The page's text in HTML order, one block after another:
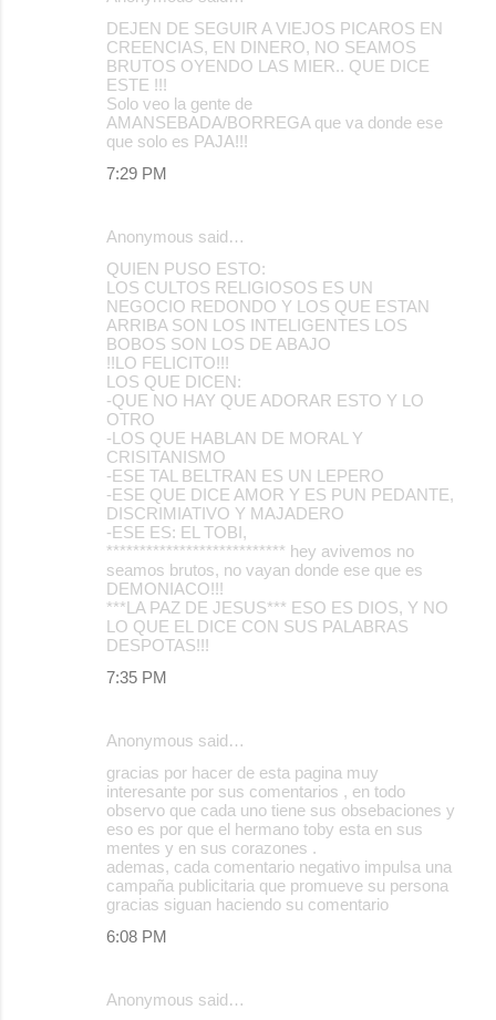
DEJEN DE SEGUIR A VIEJOS PICAROS EN
CREENCIAS, EN DINERO, NO SEAMOS
BRUTOS OYENDO LAS MIER.. QUE DICE
ESTE !!!
Solo veo la gente de
AMANSEBADA/BORREGA que va donde ese
que solo es PAJA!!!
7:29 PM
Anonymous said…
QUIEN PUSO ESTO:
LOS CULTOS RELIGIOSOS ES UN
NEGOCIO REDONDO Y LOS QUE ESTAN
ARRIBA SON LOS INTELIGENTES LOS
BOBOS SON LOS DE ABAJO
!!LO FELICITO!!!
LOS QUE DICEN:
-QUE NO HAY QUE ADORAR ESTO Y LO
OTRO
-LOS QUE HABLAN DE MORAL Y
CRISITANISMO
-ESE TAL BELTRAN ES UN LEPERO
-ESE QUE DICE AMOR Y ES PUN PEDANTE,
DISCRIMIATIVO Y MAJADERO
-ESE ES: EL TOBI,
*************************** hey avivemos no
seamos brutos, no vayan donde ese que es
DEMONIACO!!!
***LA PAZ DE JESUS*** ESO ES DIOS, Y NO
LO QUE EL DICE CON SUS PALABRAS
DESPOTAS!!!
7:35 PM
Anonymous said…
gracias por hacer de esta pagina muy
interesante por sus comentarios , en todo
observo que cada uno tiene sus obsebaciones y
eso es por que el hermano toby esta en sus
mentes y en sus corazones .
ademas, cada comentario negativo impulsa una
campaña publicitaria que promueve su persona
gracias siguan haciendo su comentario
6:08 PM
Anonymous said…